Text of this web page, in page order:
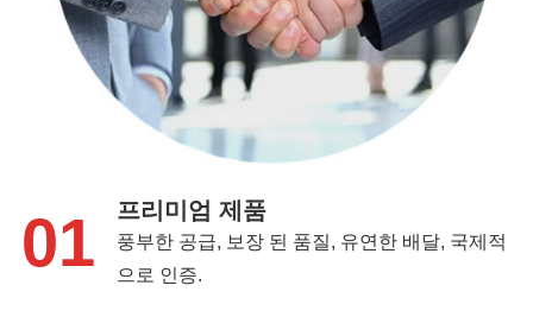
01 프리미엄 제품
풍부한 공급, 보장 된 품질, 유연한 배달, 국제적
으로 인증.